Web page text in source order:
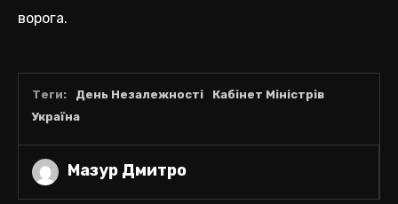
ворога.
Мазур Дмитро
Теги: День Незалежності
Кабінет Міністрів
Україна